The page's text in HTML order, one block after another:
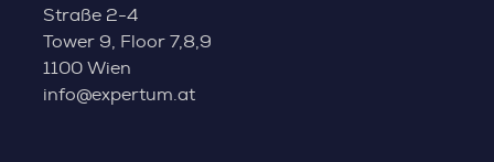
Straße 2-4
Tower 9, Floor 7,8,9
1100 Wien
info@expertum.at